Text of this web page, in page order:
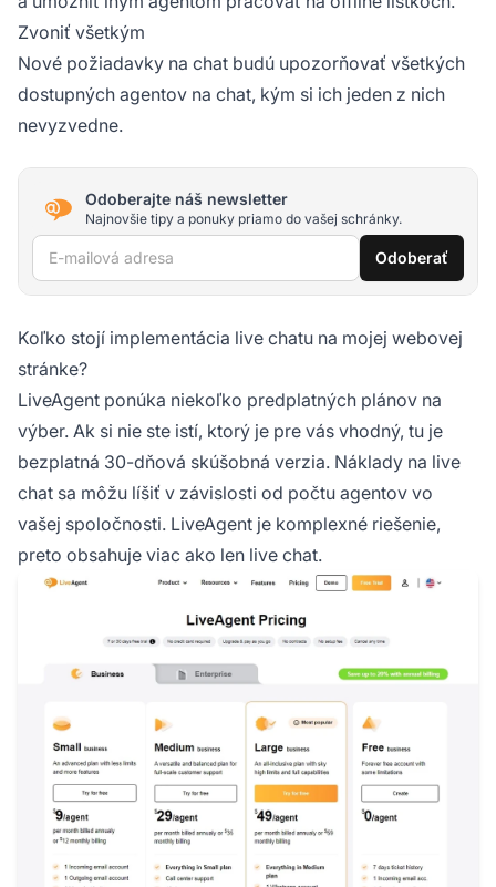
Zvoniť všetkým
Nové požiadavky na chat budú upozorňovať všetkých
dostupných agentov na chat, kým si ich jeden z nich
nevyzvedne.
Odoberajte náš newsletter
Najnovšie tipy a ponuky priamo do vašej schránky.
E-mailová adresa Odoberať
Koľko stojí implementácia live chatu na mojej webovej
stránke?
LiveAgent ponúka niekoľko predplatných plánov na
výber. Ak si nie ste istí, ktorý je pre vás vhodný, tu je
bezplatná 30-dňová skúšobná verzia. Náklady na live
chat sa môžu líšiť v závislosti od počtu agentov vo
vašej spoločnosti. LiveAgent je komplexné riešenie,
preto obsahuje viac ako len live chat.